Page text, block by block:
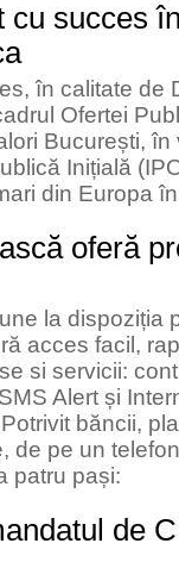
cu succes
în calitate de
Ofertei
București,
Inițială
din Europa
oferă
la dispoziția
acces facil,
si servicii:
Alert și
băncii,
de pe un
patru pași:
de